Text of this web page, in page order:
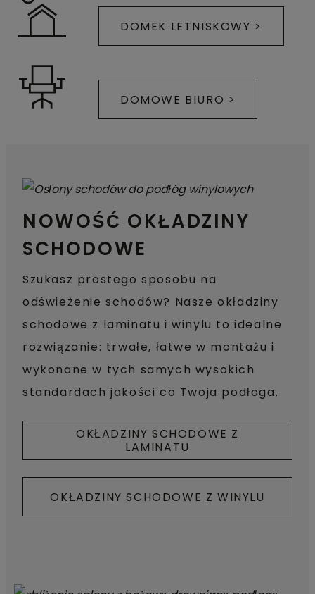
DOMEK LETNISKOWY >
DOMOWE BIURO >
NOWOŚĆ OKŁADZINY
SCHODOWE
Szukasz prostego sposobu na
odświeżenie schodów? Nasze okładziny
schodowe z laminatu i winylu to idealne
rozwiązanie: trwałe, łatwe w montażu i
wykonane w tych samych wysokich
standardach jakości co Twoja podłoga.
OKŁADZINY SCHODOWE Z
LAMINATU
OKŁADZINY SCHODOWE Z WINYLU